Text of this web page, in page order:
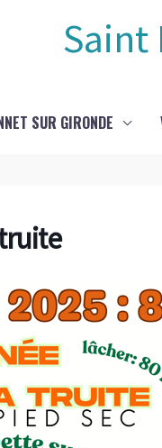
Saint
SUR GIRONDE